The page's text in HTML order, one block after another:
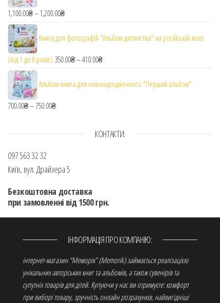
1,100.00₴–1,200.00₴
Книга для фотографій "Альбом дитинства" на російській мові
(від 1 до 6 років) 350.00₴–410.00₴
Альбом-книга для новонародженного "Перший альбом"
700.00₴–750.00₴
КОНТАКТИ:
097 563 32 32
Київ, вул. Драйзера 5
Безкоштовна доставка
при замовленні від 1500 грн.
ІНФОРМАЦІЯ ПРО КОМПАНІЮ:
інтернет-магазин “Меморік” (Memorik) займається реалізацією
унікальних авторських книг та альбомів, а також сувенірів та
супутніх товарів для дітей. Купуючи у нас ви отримуєте: комфорт
при виборі товару, зручність онлайн розрахунків, найвигідніші